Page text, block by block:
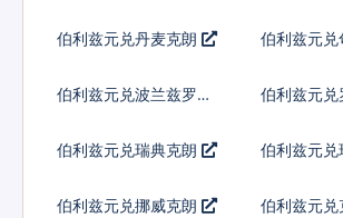
伯利兹元兑丹麦克朗 伯利兹元兑
伯利兹元兑波兰兹罗提
伯利兹元兑
伯利兹元兑瑞典克朗 伯利兹元兑
伯利兹元兑挪威克朗
伯利兹元兑